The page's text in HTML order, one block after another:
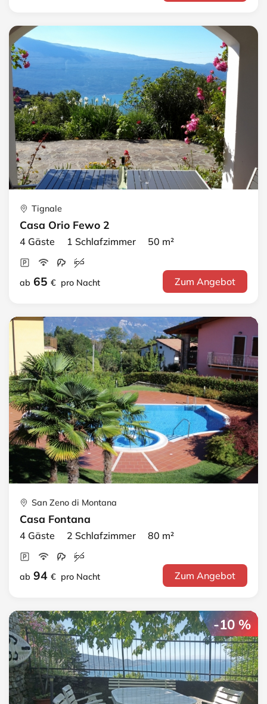
Tignale
Casa Orio Fewo 2
4 Gäste 1 Schlafzimmer 50 m²
ab 65 € pro Nacht Zum Angebot
San Zeno di Montana
Casa Fontana
4 Gäste 2 Schlafzimmer 80 m²
ab 94 € pro Nacht Zum Angebot
-10 %